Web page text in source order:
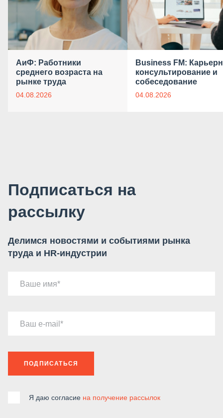
АиФ: Работники
среднего возраста на
рынке труда
04.08.2026
Business FM:
консультирование и
собеседование
04.08.2026
Подписаться на
рассылку
Делимся новостями и событиями рынка
труда и HR-индустрии
Ваше имя
Ваш e-mail
ПОДПИСАТЬСЯ
Я даю согласие на получение рассылок